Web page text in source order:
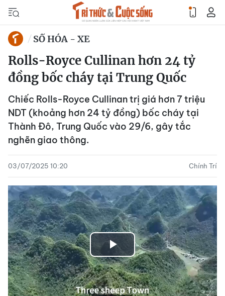
SỐ HÓA - XE
Rolls-Royce Cullinan hơn 24 tỷ
đồng bốc cháy tại Trung Quốc
Chiếc Rolls-Royce Cullinan trị giá hơn 7 triệu
NDT (khoảng hơn 24 tỷ đồng) bốc cháy tại
Thành Đô, Trung Quốc vào 29/6, gây tắc
nghẽn giao thông.
03/07/2025 10:20 Chính Trí
Play
Video